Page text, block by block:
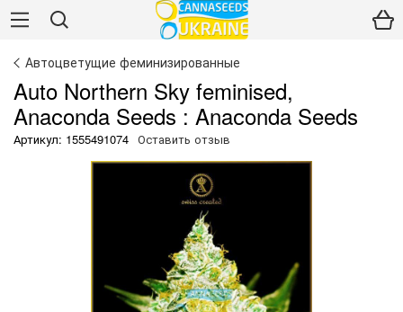
Автоцветущие феминизированные
Auto Northern Sky feminised,
Anaсonda Seeds : Anaсonda Seeds
Артикул: 1555491074 Оставить отзыв